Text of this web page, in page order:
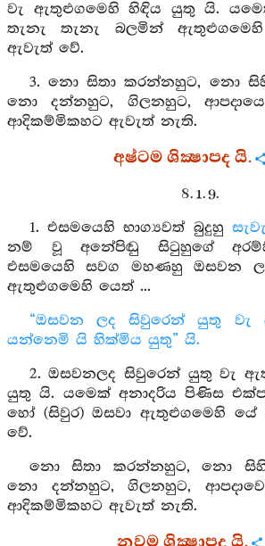
වැ ඇතුළුගමෙහි හිඳිය යුතු යි.
තැනැ තැනැ බලමින්
ඇවැත් වේ.
3. නො සිතා කරන්නහුට, නො
නො දන්නහුට, ගිලනහුට,
ආදිකම්මිකහට ඇවැත් නැති.
අෂ්ටම ශික්‍ෂාපද යි.
8. 1. 9.
1. එසමයෙහි භාග්‍යවත් බුදුහු
නම් වූ අනේපිඬු සිටුහුගේ
එසමයෙහි සවග මහණහු ඔසවන
ඇතුළුගමෙහි යෙත් ...
“ඔසවන ලද සිවුරෙන් යුතු
යන්නෙමි යි හික්මිය යුතු” යි.
2. ඔසවනලද සිවුරෙන් යුතු වැ
යුතු යි. යමෙක් අනාදරිය පිණිස
හෝ (සිවුර) ඔසවා ඇතුළුගමෙහි යේ
වේ.
නො සිතා කරන්නහුට, නො
නො දන්නහුට, ගිලනහුට,
ආදිකම්මිකහට ඇවැත් නැති.